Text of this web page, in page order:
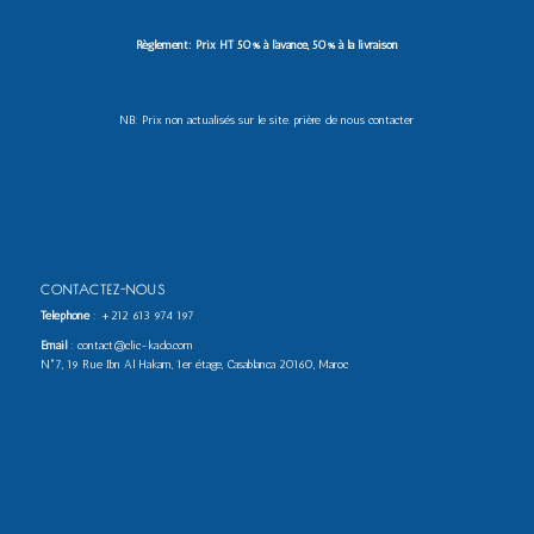
Règlement: Prix HT 50% à l’avance, 50% à la livraison
NB: Prix non actualisés sur le site. prière de nous contacter
CONTACTEZ-NOUS
Téléphone: +212 613 974 197
Email: contact@clic-kado.com
N°7, 19 Rue Ibn Al Hakam, 1er étage, Casablanca 20160, Maroc